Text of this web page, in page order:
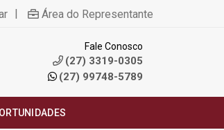
| Área do Representante
Fale Conosco
(27) 3319-0305
(27) 99748-5789